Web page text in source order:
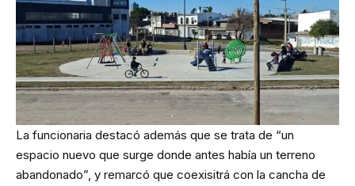
La funcionaria destacó además que se trata de “un
espacio nuevo que surge donde antes había un terreno
abandonado”, y remarcó que coexisitrá con la cancha de